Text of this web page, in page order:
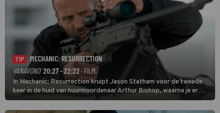
TIP
MECHANIC: RESURRECTION
VANAVOND 20:27 - 22:22· FILM
In Mechanic: Resurrection kruipt Jason Statham voor de tweede
keer in de huid van huurmoordenaar Arthur Bishop, waarna je er
donder op kunt zeggen dat er van Bishops geplande pensioen niet
veel terechtkomt.